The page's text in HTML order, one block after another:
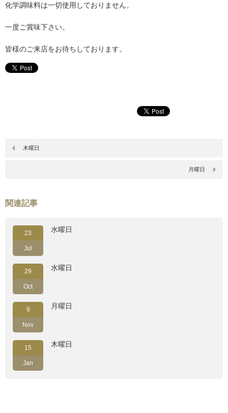
化学調味料は一切使用しておりません。
一度ご賞味下さい。
皆様のご来店をお待ちしております。
木曜日
月曜日
関連記事
23
Jul
水曜日
29
Oct
水曜日
9
Nov
月曜日
15
Jan
木曜日